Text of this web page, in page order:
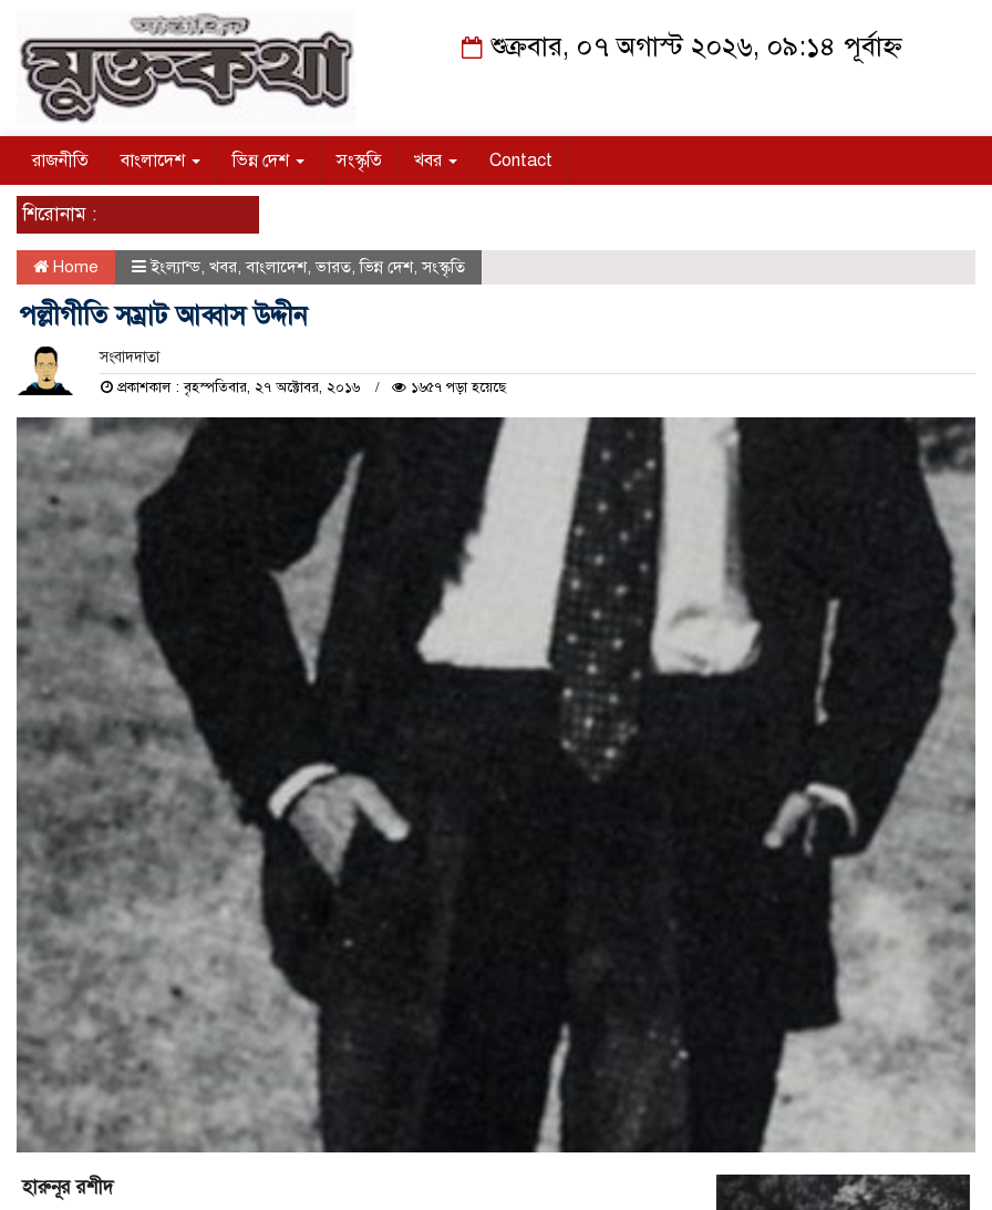
শুক্রবার, ০৭ অগাস্ট ২০২৬, ০৯:১৪ পূর্বাহ্ন
রাজনীতি বাংলাদেশ ভিন্ন দেশ সংস্কৃতি খবর Contact
শিরোনাম :
Home ইংল্যান্ড, খবর,বাংলাদেশ,ভারত,ভিন্ন দেশ,সংস্কৃতি
পল্লীগীতি সম্রাট আব্বাস উদ্দীন
সংবাদদাতা
প্রকাশকাল : বৃহস্পতিবার, ২৭ অক্টোবর, ২০১৬ ১৬৫৭ পড়া হয়েছে
হারুনূর রশীদ